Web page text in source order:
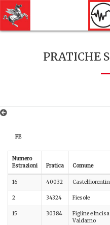
PRATICHE
FE
Numero
Estrazioni
Pratica Comune
16 40032
2 34324 Fiesole
15 30384
Figline e Incisa
Valdarno